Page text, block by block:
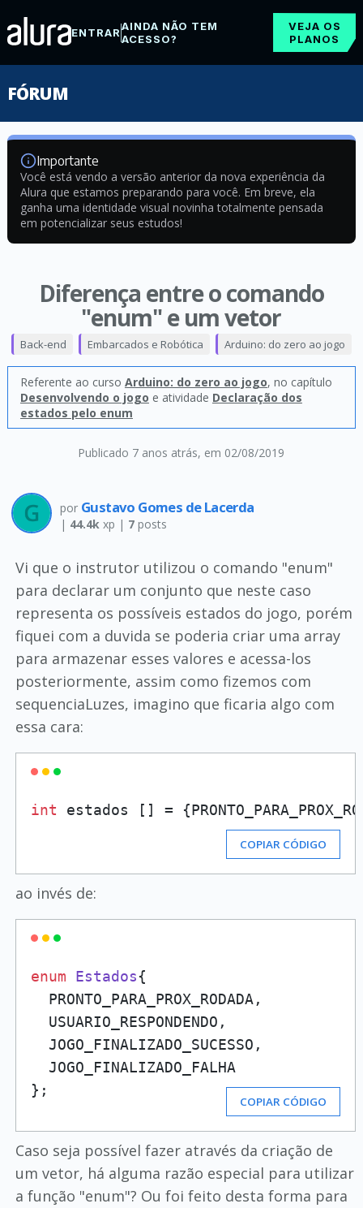
ENTRARAINDA NÃO TEM
ACESSO?
VEJA OS
PLANOS
FÓRUM
Importante
Você está vendo a versão anterior da nova experiência da
Alura que estamos preparando para você. Em breve, ela
ganha uma identidade visual novinha totalmente pensada
em potencializar seus estudos!
Diferença entre o comando
"enum" e um vetor
Publicado 7 anos atrás, em 02/08/2019
Back-end Embarcados e Robótica Arduino: do zero ao jogo
Referente ao curso Arduino: do zero ao jogo, no capítulo
Desenvolvendo o jogo e atividade Declaração dos
estados pelo enum
por Gustavo Gomes de Lacerda
| 44.4kxp | 7posts
Vi que o instrutor utilizou o comando "enum"
para declarar um conjunto que neste caso
representa os possíveis estados do jogo, porém
fiquei com a duvida se poderia criar uma array
para armazenar esses valores e acessa-los
posteriormente, assim como fizemos com
sequenciaLuzes, imagino que ficaria algo com
essa cara:
int estados [] =
COPIAR CÓDIGO
ao invés de:
enum Estados{
  PRONTO_PARA_PROX_RODADA,
  USUARIO_RESPONDENDO,
  JOGO_FINALIZADO_SUCESSO,
  JOGO_FINALIZADO_FALHA
};
COPIAR CÓDIGO
Caso seja possível fazer através da criação de
um vetor, há alguma razão especial para utilizar
a função "enum"? Ou foi feito desta forma para